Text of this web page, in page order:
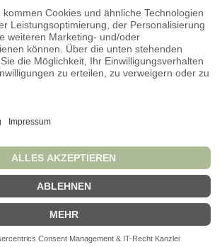
für Händler. Alle Preise exkl. gesetzl.
auf dieser Website keine Verträge mit
Privatpersonen ab.